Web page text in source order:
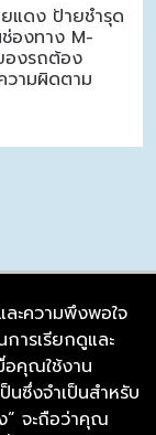
แดง ป้ายชำรุด
องทาง M-
องรถต้อง
วามผิดตาม
ละความพึงพอใจ
ารเรียกดูและ
อคุณใช้งาน
ซึ่งจำเป็นสำหรับ
” จะถือว่าคุณ